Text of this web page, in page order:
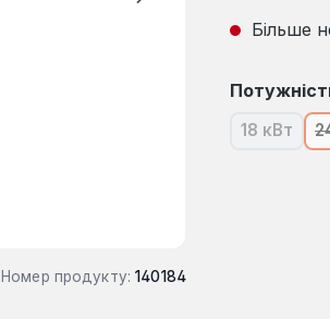
Номер продукту: 140184
Більше
Виберіть
18 кВт
(Ця